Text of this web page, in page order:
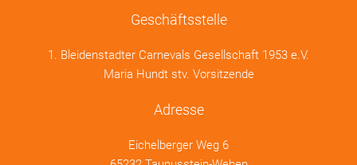
Geschäftsstelle
1. Bleidenstadter Carnevals Gesellschaft 1953 e.V.
Maria Hundt stv. Vorsitzende
Adresse
Eichelberger Weg 6